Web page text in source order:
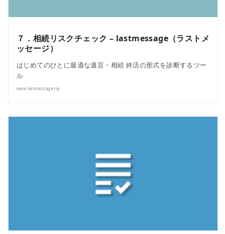
７．相続リスクチェック – lastmessage（ラストメ
ッセージ）
はじめてのひとに最適な遺言・相続 終活の形式を診断するツー
ル
www.lastmessage.rip